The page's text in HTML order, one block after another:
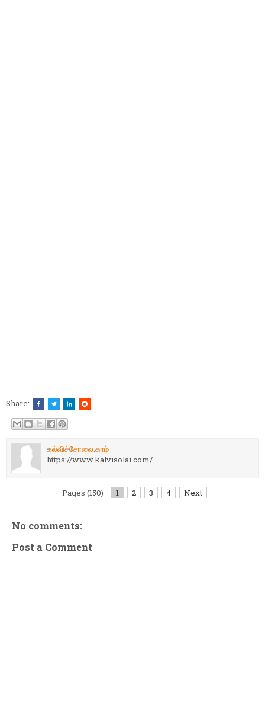
Share:
கல்விச்சோலை.காம்
https://www.kalvisolai.com/
Pages (150) 1 2 3 4 Next
No comments:
Post a Comment